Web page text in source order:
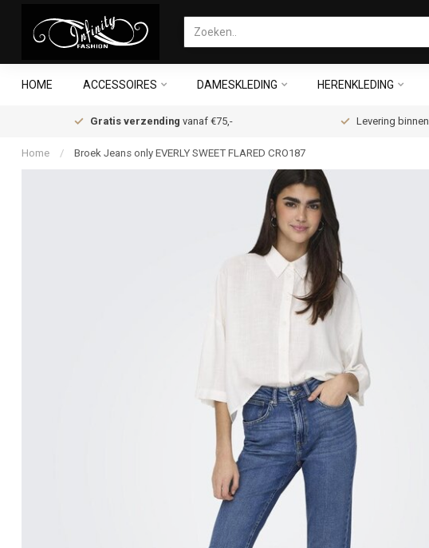
HOME ACCESSOIRES DAMESKLEDING HERENKLEDING
Gratis verzending vanaf €75,- Levering binnen
Home / Broek Jeans only EVERLY SWEET FLARED CRO187